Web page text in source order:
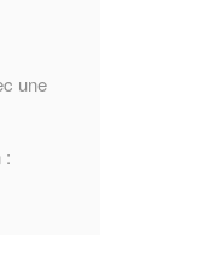
une
: